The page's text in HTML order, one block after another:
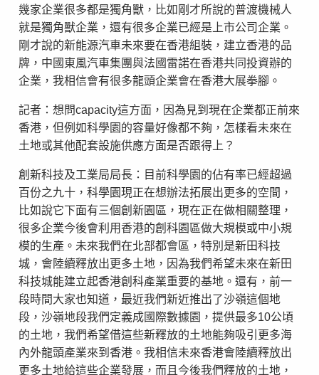
幾家企業很多都是獨角獸，比如剛才所說的普渡機械人
就是獨角獸企業，還有很多企業已經是上市公司企業。
剛才說的新能源汽車未來要在香港組裝，建立香港的品
牌，中國東風汽車集團與法國雷諾在香港共同投資辦的
企業，我相信會有很多龍頭企業會在香港大展拳腳。
記者：想問capacity這方面，因為見到現在企業都正前來
香港，但例如科學園的容量好像都不夠，怎樣看未來在
土地或其他配套設施供應方面是否跟得上？
創新科技及工業局局長：目前科學園的佔有率已經超過
百份之九十，科學園現正在想辦法拓展出更多的空間，
比如說它下面有三個創新園區，現在正在做相關整理，
很多企業今後會利用香港的創科園區做大規模或中小規
模的生產。未來我們在北部都會區，特別是新田科技
城，會陸續釋放出更多土地，因為我們希望未來在新田
科技城能建立起香港創科產業重要的基地。還有，前一
段時間大家也知道，最近我們新近推出了沙嶺這個地
段，沙嶺地段我們定義成國際數據園，提供最多10公頃
的土地，我們希望借這些新釋放的土地能夠吸引更多海
內外龍頭產業來到香港。我相信未來香港會陸續釋放出
更多土地給這些企業發展，而且今後我們釋放的土地，